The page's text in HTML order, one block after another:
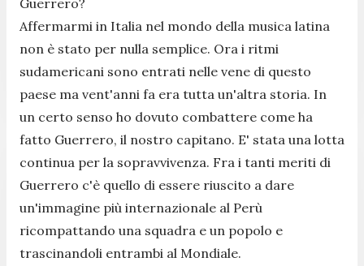
Guerrero?
Affermarmi in Italia nel mondo della musica latina
non è stato per nulla semplice. Ora i ritmi
sudamericani sono entrati nelle vene di questo
paese ma vent'anni fa era tutta un'altra storia. In
un certo senso ho dovuto combattere come ha
fatto Guerrero, il nostro capitano. E' stata una lotta
continua per la sopravvivenza. Fra i tanti meriti di
Guerrero c'è quello di essere riuscito a dare
un'immagine più internazionale al Perù
ricompattando una squadra e un popolo e
trascinandoli entrambi al Mondiale.